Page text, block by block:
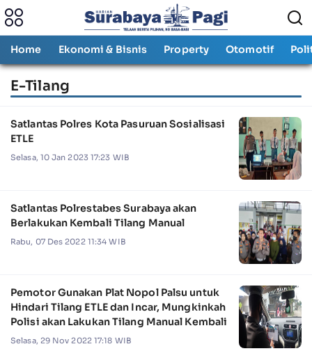
Home Ekonomi & Bisnis Property Otomotif
E-Tilang
Satlantas Polres Kota Pasuruan Sosialisasi
ETLE
Selasa, 10 Jan 2023 17:23 WIB
Satlantas Polrestabes Surabaya akan
Berlakukan Kembali Tilang Manual
Rabu, 07 Des 2022 11:34 WIB
Pemotor Gunakan Plat Nopol Palsu untuk
Hindari Tilang ETLE dan Incar, Mungkinkah
Polisi akan Lakukan Tilang Manual Kembali
Selasa, 29 Nov 2022 17:18 WIB